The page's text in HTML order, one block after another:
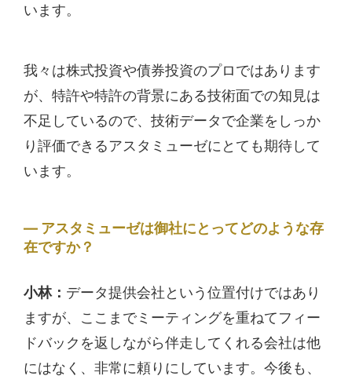
います。
我々は株式投資や債券投資のプロではあります
が、特許や特許の背景にある技術面での知見は
不足しているので、技術データで企業をしっか
り評価できるアスタミューゼにとても期待して
います。
アスタミューゼは御社にとってどのような存
在ですか？
小林： データ提供会社という位置付けではあり
ますが、ここまでミーティングを重ねてフィー
ドバックを返しながら伴走してくれる会社は他
にはなく、非常に頼りにしています。今後も、